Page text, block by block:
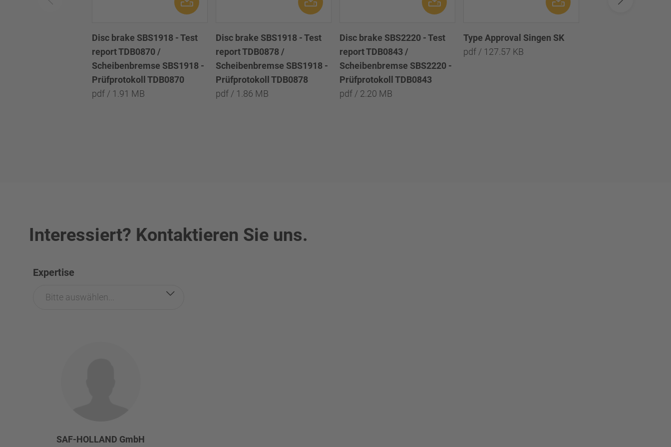
Disc brake SBS1918 - Test
report TDB0870 /
Scheibenbremse SBS1918 -
Prüfprotokoll TDB0870
pdf / 1.91 MB
Disc brake SBS1918 - Test
report TDB0878 /
Scheibenbremse SBS1918 -
Prüfprotokoll TDB0878
pdf / 1.86 MB
Disc brake SBS2220 - Test
report TDB0843 /
Scheibenbremse SBS2220 -
Prüfprotokoll TDB0843
pdf / 2.20 MB
Type Approval Singen SK
pdf / 127.57 KB
Interessiert? Kontaktieren Sie uns.
Expertise
Bitte auswählen...
SAF-HOLLAND GmbH